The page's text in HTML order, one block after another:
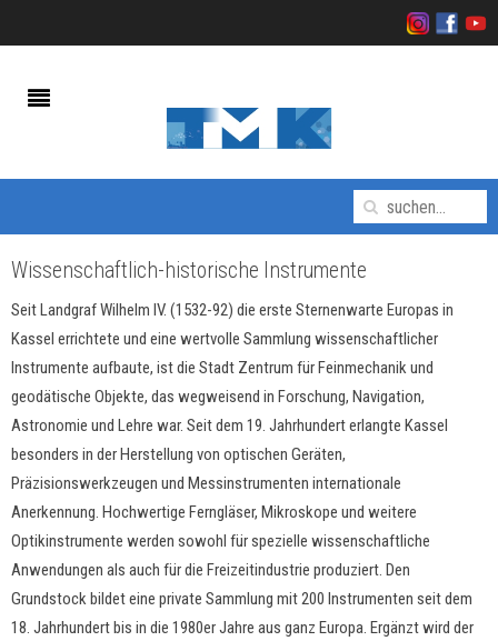
Wissenschaftlich-historische Instrumente
Seit Landgraf Wilhelm IV. (1532-92) die erste Sternenwarte Europas in
Kassel errichtete und eine wertvolle Sammlung wissenschaftlicher
Instrumente aufbaute, ist die Stadt Zentrum für Feinmechanik und
geodätische Objekte, das wegweisend in Forschung, Navigation,
Astronomie und Lehre war. Seit dem 19. Jahrhundert erlangte Kassel
besonders in der Herstellung von optischen Geräten,
Präzisionswerkzeugen und Messinstrumenten internationale
Anerkennung. Hochwertige Ferngläser, Mikroskope und weitere
Optikinstrumente werden sowohl für spezielle wissenschaftliche
Anwendungen als auch für die Freizeitindustrie produziert. Den
Grundstock bildet eine private Sammlung mit 200 Instrumenten seit dem
18. Jahrhundert bis in die 1980er Jahre aus ganz Europa. Ergänzt wird der